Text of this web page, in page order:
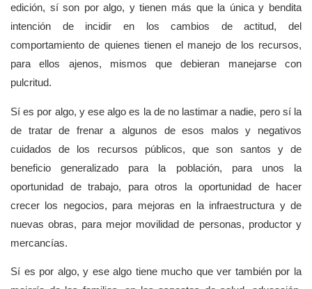
edición, sí son por algo, y tienen más que la única y bendita
intención de incidir en los cambios de actitud, del
comportamiento de quienes tienen el manejo de los recursos,
para ellos ajenos, mismos que debieran manejarse con
pulcritud.
Sí es por algo, y ese algo es la de no lastimar a nadie, pero sí la
de tratar de frenar a algunos de esos malos y negativos
cuidados de los recursos públicos, que son santos y de
beneficio generalizado para la población, para unos la
oportunidad de trabajo, para otros la oportunidad de hacer
crecer los negocios, para mejoras en la infraestructura y de
nuevas obras, para mejor movilidad de personas, productor y
mercancías.
Sí es por algo, y ese algo tiene mucho que ver también por la